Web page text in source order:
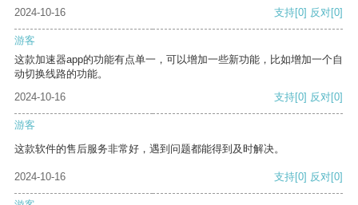
2024-10-16 支持[0] 反对[0]
游客
这款加速器app的功能有点单一，可以增加一些新功能，比如增加一个自
动切换线路的功能。
2024-10-16
支持[0] 反对[0]
游客
这款软件的售后服务非常好，遇到问题都能得到及时解决。
2024-10-16 支持[0] 反对[0]